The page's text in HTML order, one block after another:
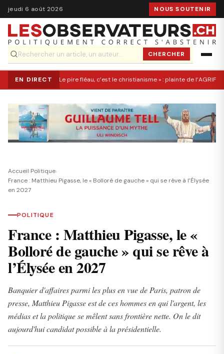
jeudi 6 août 2026 NOUS SOUTENIR
CHERCHER
EN DIRECT « Le pire fléau, c’est le christianisme » : plainte de l’AGRIF
Accueil›Politique›
France : Matthieu Pigasse, le « Bolloré de gauche » qui se rêve à l’Élysée
en 2027
POLITIQUE
France : Matthieu Pigasse, le «
Bolloré de gauche » qui se rêve à
l’Élysée en 2027
Banquier d'affaires parmi les plus en vue de Paris, patron de
presse, Matthieu Pigasse est de ces hommes en qui l'argent, les
médias et la politique se mêlent sans frontière nette. On le dit
aujourd'hui candidat possible à la présidentielle.